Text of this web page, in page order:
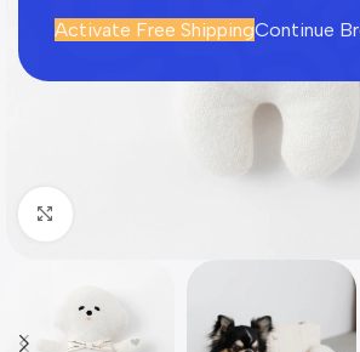
Activate Free ShippingContinue